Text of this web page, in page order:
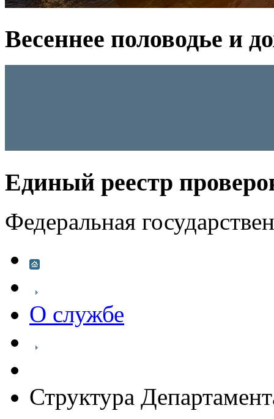
Весеннее половодье и
Единый реестр
Федеральная
О службе
Структура